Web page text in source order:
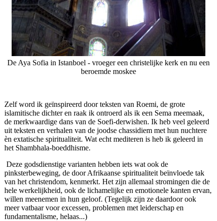
De Aya Sofia in Istanboel - vroeger een christelijke kerk en nu een
beroemde moskee
Zelf word ik geïnspireerd door teksten van Roemi, de grote
islamitische dichter en raak ik ontroerd als ik een Sema meemaak,
de merkwaardige dans van de Soefi-derwishen. Ik heb veel geleerd
uit teksten en verhalen van de joodse chassidiem met hun nuchtere
èn extatische spiritualiteit. Wat echt mediteren is heb ik geleerd in
het Shambhala-boeddhisme.
Deze godsdienstige varianten hebben iets wat ook de
pinksterbeweging, de door Afrikaanse spiritualiteit beïnvloede tak
van het christendom, kenmerkt. Het zijn allemaal stromingen die de
hele werkelijkheid, ook de lichamelijke en emotionele kanten ervan,
willen meenemen in hun geloof. (Tegelijk zijn ze daardoor ook
meer vatbaar voor excessen, problemen met leiderschap en
fundamentalisme, helaas...)